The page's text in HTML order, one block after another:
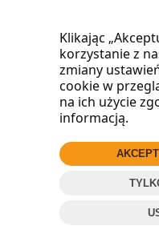
Klikając
korzystanie z
zmiany
cookie w
na ich użycie
informacją.